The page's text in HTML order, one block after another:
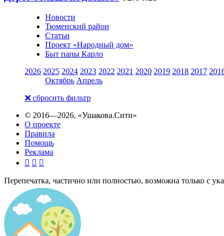
Новости
Тюменский район
Статьи
Проект «Народный дом»
Быт папы Карло
2026 2025 2024 2023 2022 2021 2020 2019 2018 2017
Октябрь Апрель
❌ сбросить фильтр
© 2016—2026, «Ушакова.Сити»
О проекте
Правила
Помощь
Реклама
  
Перепечатка, частично или полностью, возможна только с